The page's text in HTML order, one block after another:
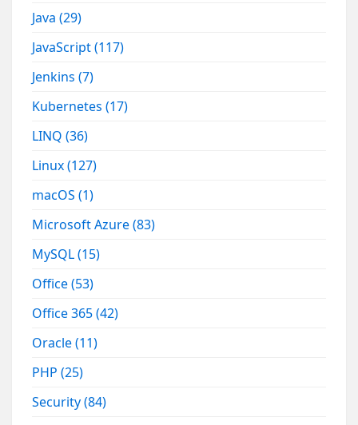
Java(29)
JavaScript(117)
Jenkins(7)
Kubernetes(17)
LINQ(36)
Linux(127)
macOS(1)
Microsoft Azure(83)
MySQL(15)
Office(53)
Office 365(42)
Oracle(11)
PHP(25)
Security(84)